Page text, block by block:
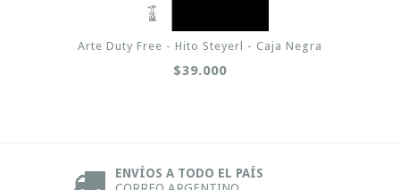
Arte Duty Free - Hito Steyerl - Caja Negra
$39.000
ENVÍOS A TODO EL PAÍS